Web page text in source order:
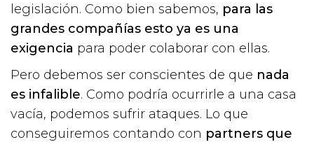
legislación. Como bien sabemos, para las
grandes compañías esto ya es una
exigencia para poder colaborar con ellas.
Pero debemos ser conscientes de que nada
es infalible. Como podría ocurrirle a una casa
vacía, podemos sufrir ataques. Lo que
conseguiremos contando con partners que